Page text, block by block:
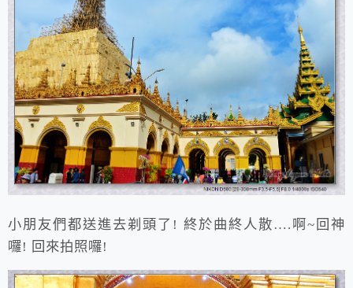
小朋友們都送進去剃頭了! 終於曲終人散….啊~回神
囉! 回來拍照囉!